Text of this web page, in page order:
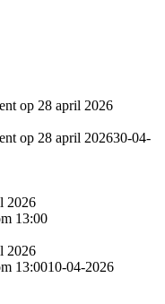
op 28 april 2026
op 28 april 202630-04-
2026
13:00
2026
13:0010-04-2026